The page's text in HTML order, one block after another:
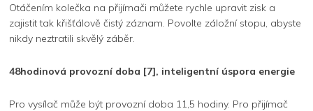
Otáčením kolečka na přijímači můžete rychle upravit zisk a
zajistit tak křišťálově čistý záznam. Povolte záložní stopu, abyste
nikdy neztratili skvělý záběr.
48hodinová provozní doba [7], inteligentní úspora energie
Pro vysílač může být provozní doba 11,5 hodiny. Pro přijímač